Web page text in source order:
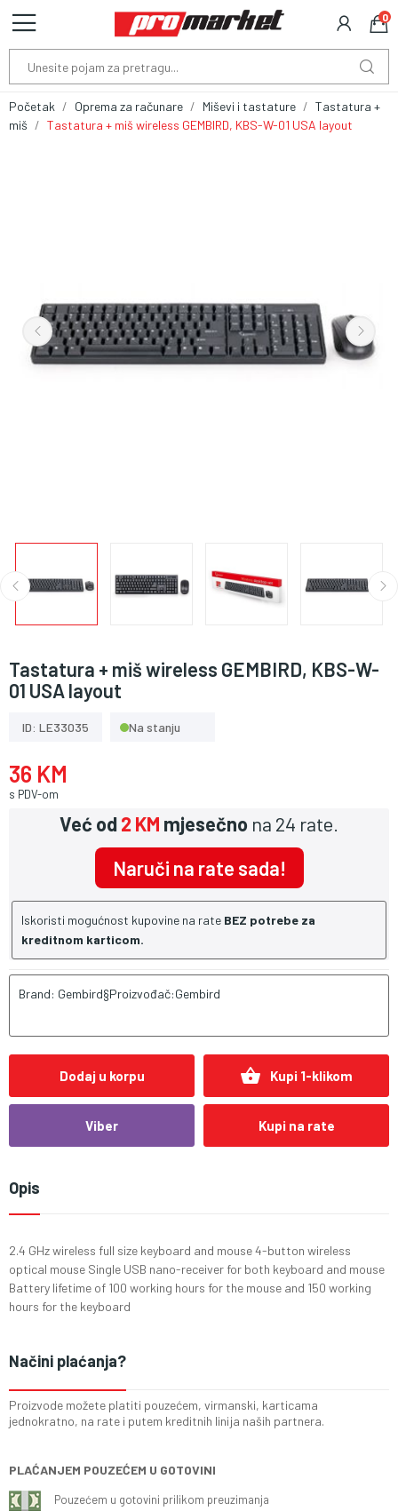
0
Početak Oprema za računare Miševi i tastature
Tastatura +
miš
Tastatura + miš wireless GEMBIRD, KBS-W-01 USA layout
Tastatura + miš wireless GEMBIRD, KBS-W-
01 USA layout
ID: LE33035 Na stanju
36 KM
s PDV-om
Već od2 KM mjesečno na 24 rate.
Naruči na rate sada!
Iskoristi mogućnost kupovine na rate BEZ potrebe za
kreditnom karticom.
Brand: Gembird§Proizvođač:Gembird
Dodaj u korpu shopping_basket Kupi 1-klikom
Viber Kupi na rate
Opis
2.4 GHz wireless full size keyboard and mouse 4-button wireless
optical mouse Single USB nano-receiver for both keyboard and mouse
Battery lifetime of 100 working hours for the mouse and 150 working
hours for the keyboard
Načini plaćanja?
Proizvode možete platiti pouzećem, virmanski, karticama
jednokratno, na rate i putem kreditnih linija naših partnera.
PLAĆANJEM POUZEĆEM U GOTOVINI
Pouzećem u gotovini prilikom preuzimanja